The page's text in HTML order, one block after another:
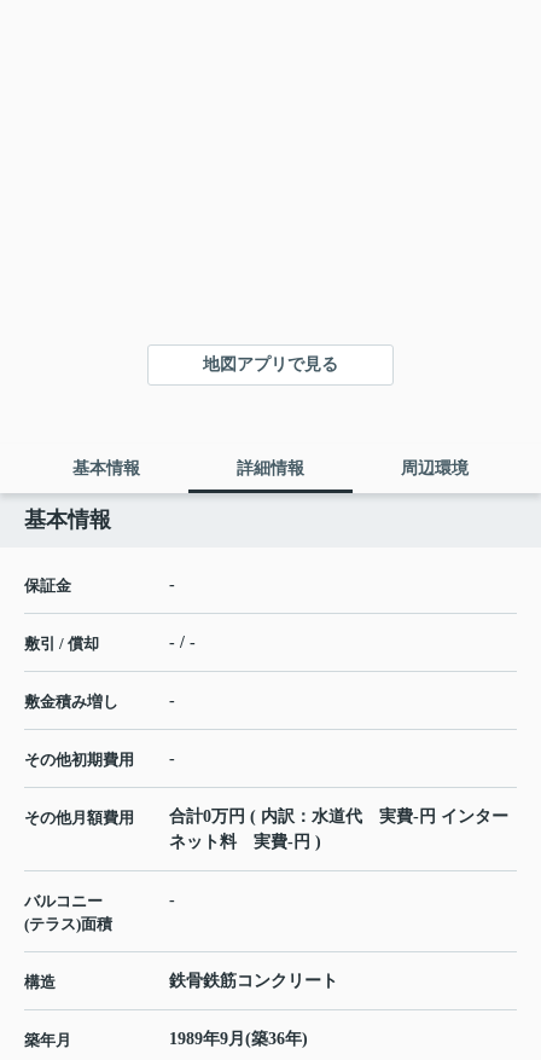
地図アプリで見る
基本情報 詳細情報 周辺環境
基本情報
保証金 -
敷引 / 償却 - / -
敷金積み増し -
その他初期費用 -
その他月額費用
合計0万円 ( 内訳：水道代 実費-円 インター
ネット料 実費-円 )
バルコニー
(テラス)面積
-
構造 鉄骨鉄筋コンクリート
築年月 1989年9月(築36年)